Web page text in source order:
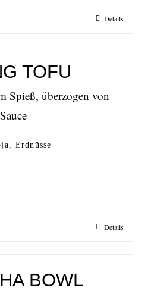
Details
TOFU
Spieß, überzogen von
Erdnüsse
Details
BOWL